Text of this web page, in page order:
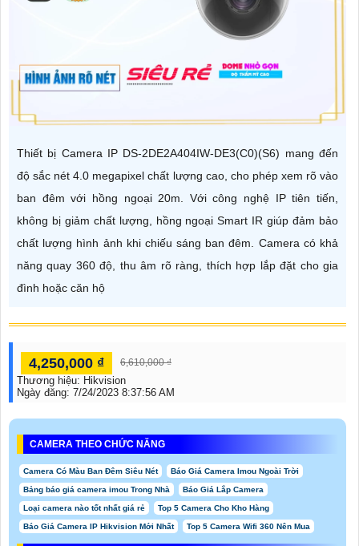
Thiết bị Camera IP DS-2DE2A404IW-DE3(C0)(S6) mang đến
độ sắc nét 4.0 megapixel chất lượng cao, cho phép xem rõ vào
ban đêm với hồng ngoại 20m. Với công nghệ IP tiên tiến,
không bị giảm chất lượng, hồng ngoại Smart IR giúp đảm bảo
chất lượng hình ảnh khi chiếu sáng ban đêm. Camera có khả
năng quay 360 độ, thu âm rõ ràng, thích hợp lắp đặt cho gia
đình hoặc căn hộ
4,250,000 ₫ 6,610,000 ₫
Thương hiệu: Hikvision
Ngày đăng: 7/24/2023 8:37:56 AM
CAMERA THEO CHỨC NĂNG
Camera Có Màu Ban Đêm Siêu Nét Báo Giá Camera Imou Ngoài Trời
Bảng báo giá camera imou Trong Nhà Báo Giá Lắp Camera
Loại camera nào tốt nhất giá rẻ Top 5 Camera Cho Kho Hàng
Báo Giá Camera IP Hikvision Mới Nhất Top 5 Camera Wifi 360 Nên Mua